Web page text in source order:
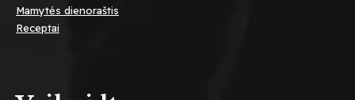
Mamytės dienoraštis
Receptai